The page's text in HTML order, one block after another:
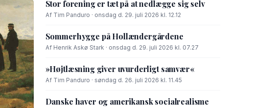
Stor forening er tæt på at nedlægge sig selv
Af Tim Panduro · onsdag d. 29. juli 2026 kl. 12.12
Sommerhygge på Hollændergårdene
Af Henrik Askø Stark · onsdag d. 29. juli 2026 kl. 07.27
»Højtlæsning giver uvurderligt samvær«
Af Tim Panduro · søndag d. 26. juli 2026 kl. 11.45
Danske haver og amerikansk socialrealisme